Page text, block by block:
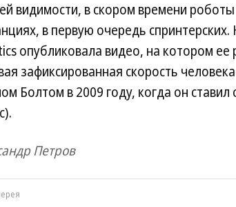
видимости, в скором времени
в первую очередь
опубликовала видео, на котором
зафиксированная скорость
Болтом в 2009 году, когда он
Петров